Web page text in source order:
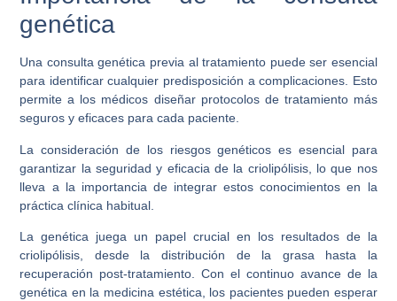
genética
Una consulta genética previa al tratamiento puede ser esencial
para identificar cualquier predisposición a complicaciones. Esto
permite a los médicos diseñar protocolos de tratamiento más
seguros y eficaces para cada paciente.
La consideración de los riesgos genéticos es esencial para
garantizar la seguridad y eficacia de la criolipólisis, lo que nos
lleva a la importancia de integrar estos conocimientos en la
práctica clínica habitual.
La genética juega un papel crucial en los resultados de la
criolipólisis, desde la distribución de la grasa hasta la
recuperación post-tratamiento. Con el continuo avance de la
genética en la medicina estética, los pacientes pueden esperar